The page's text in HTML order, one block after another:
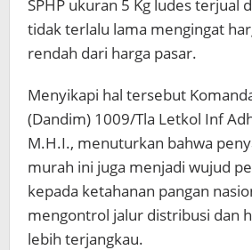
SPHP ukuran 5 Kg ludes terjual
tidak terlalu lama mengingat
rendah dari harga pasar.
Menyikapi hal tersebut
(Dandim) 1009/Tla Letkol Inf
M.H.I., menuturkan bahwa
murah ini juga menjadi wujud
kepada ketahanan pangan
mengontrol jalur distribusi dan
lebih terjangkau.